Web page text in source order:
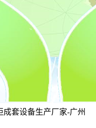
成套设备生产厂家-广州